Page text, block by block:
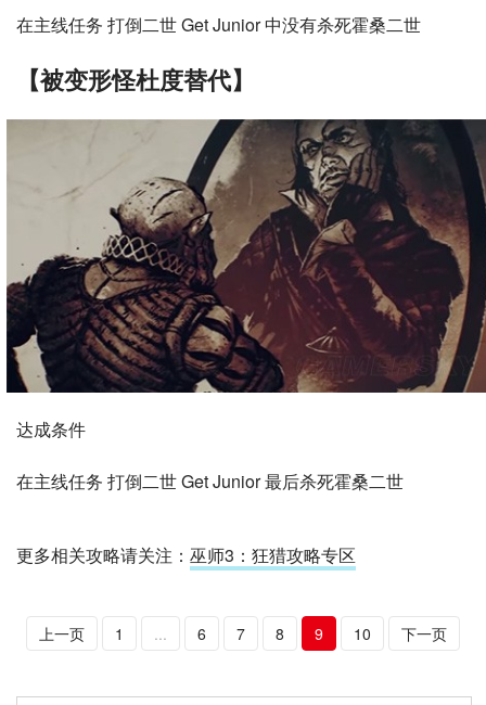
在主线任务 打倒二世 Get Junior 中没有杀死霍桑二世
【被变形怪杜度替代】
达成条件
在主线任务 打倒二世 Get Junior 最后杀死霍桑二世
更多相关攻略请关注： 巫师3：狂猎攻略专区
上一页 1 ... 6 7 8 9 10 下一页